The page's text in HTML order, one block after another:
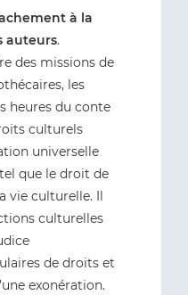
à la
auteurs.
des missions de
les
heures du conte
culturels
universelle
que le droit de
vie culturelle. Il
culturelles
de droits et
exonération.